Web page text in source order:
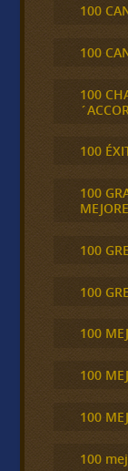
100
100
100
100
100
100
100
100
100
100
100